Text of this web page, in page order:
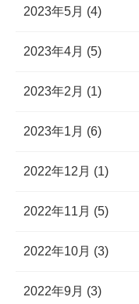
2023年5月 (4)
2023年4月 (5)
2023年2月 (1)
2023年1月 (6)
2022年12月 (1)
2022年11月 (5)
2022年10月 (3)
2022年9月 (3)